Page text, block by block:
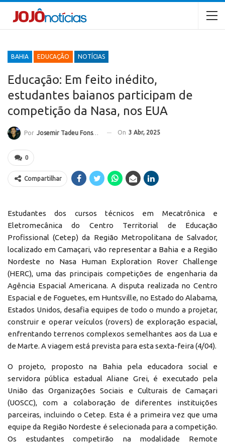
BAHIA EDUCAÇÃO NOTÍCIAS
Educação: Em feito inédito,
estudantes baianos participam de
competição da Nasa, nos EUA
Por Josemir Tadeu Fonseca On 3 Abr, 2025
0
Compartilhar
Estudantes dos cursos técnicos em Mecatrônica e
Eletromecânica do Centro Territorial de Educação
Profissional (Cetep) da Região Metropolitana de Salvador,
localizado em Camaçari, vão representar a Bahia e a Região
Nordeste no Nasa Human Exploration Rover Challenge
(HERC), uma das principais competições de engenharia da
Agência Espacial Americana. A disputa realizada no Centro
Espacial e de Foguetes, em Huntsville, no Estado do Alabama,
Estados Unidos, desafia equipes de todo o mundo a projetar,
construir e operar veículos (rovers) de exploração espacial,
enfrentando terrenos complexos semelhantes aos da Lua e
de Marte. A viagem está prevista para esta sexta-feira (4/04).
O projeto, proposto na Bahia pela educadora social e
servidora pública estadual Aliane Grei, é executado pela
União das Organizações Sociais e Culturais de Camaçari
(UOSCC), com a colaboração de diferentes instituições
parceiras, incluindo o Cetep. Esta é a primeira vez que uma
equipe da Região Nordeste é selecionada para a competição.
Os estudantes competirão na modalidade Remote